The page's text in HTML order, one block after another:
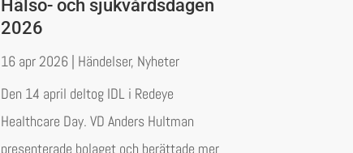
Hälso- och sjukvårdsdagen
2026
16 apr 2026| Händelser, Nyheter
Den 14 april deltog IDL i Redeye
Healthcare Day. VD Anders Hultman
presenterade bolaget och berättade mer